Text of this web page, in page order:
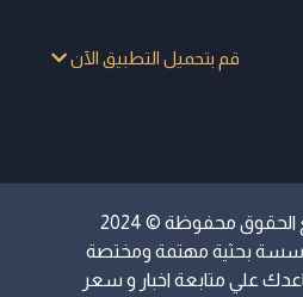
قم بتحميل التطبيق الآن
محفوظة © 2024
بحثية مهتمة ومختصة
علي متابعة اخبار و سعر